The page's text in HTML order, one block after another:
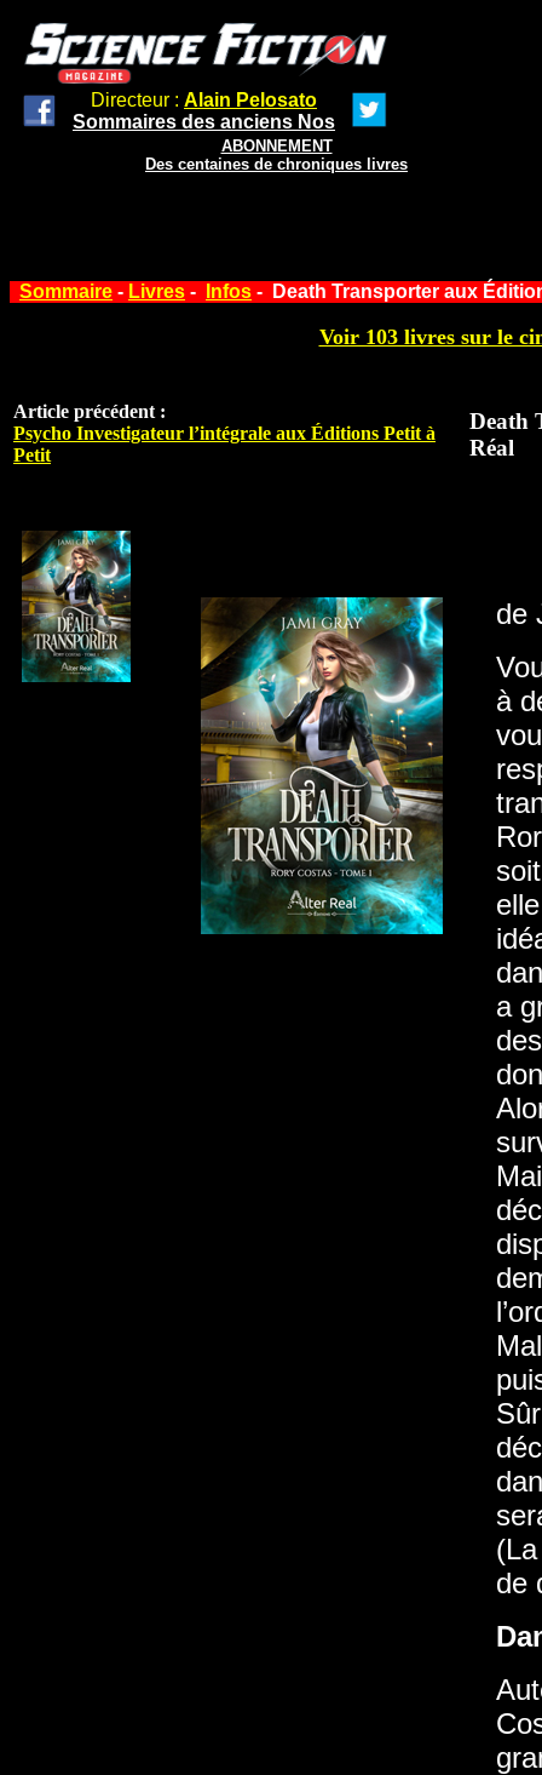
Directeur : Alain Pelosato
Sommaires des anciens Nos
ABONNEMENT
Des centaines de chroniques livres
Sommaire - Livres - Infos - Death Transporter aux
Voir 103 livres sur le
Article précédent :
Psycho Investigateur l’intégrale aux Éditions Petit à
Petit
Death
Réal
de
à
a
de